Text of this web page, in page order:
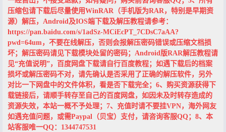
压缩包请下载后尽量使用WinRAR（手机版为RAR，特别是早期资
源）解压，Android及IOS端下载及解压教程请参考：
https://pan.baidu.com/s/1adSz-MCiEcPT_7CDsC7aAA?
pwd=64um，不要在线解压，否则会报解压密码错误或压缩文档损
坏；解压密码请见下载模块处留的密码；Android版RAR解压教程请
见“充值说明”，百度网盘下载请自行百度教程；如遇下载后的档案
损坏或解压密码不对，请先确认是否采用了正确的解压软件，另外
对比一下网盘中的文件体积，看是否下载完全；6、购买资源获得下
载链接后，请顺手转存至自己的百度网盘，如因未及时转存造成的
资源失效，本站一概不予处理；7、充值时请不要挂VPN，海外网友
如遇充值问题，或需Paypal（贝宝）支付，请咨询客服QQ；8、本
站客服唯一QQ：1344747531